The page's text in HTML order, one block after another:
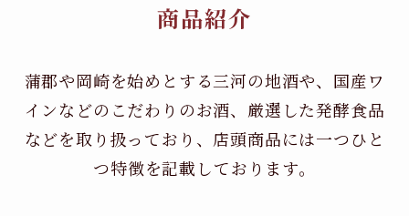
商品紹介
蒲郡や岡崎を始めとする三河の地酒や、国産ワ
インなどのこだわりのお酒、 厳選した発酵食品
などを取り扱っており、店頭商品には一つひと
つ特徴を記載しております。